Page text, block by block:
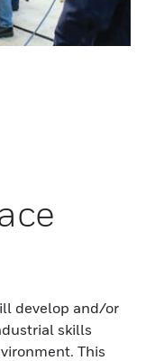
develop and/or
skills
This